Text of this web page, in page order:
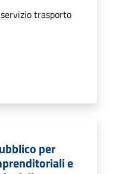
trasporto
per
e